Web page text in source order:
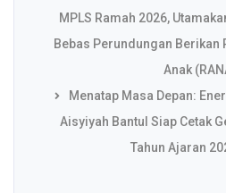
MPLS Ramah 2026,
Bebas Perundungan Berikan
Anak
Menatap Masa Depan:
Aisyiyah Bantul Siap Cetak
Tahun Ajaran